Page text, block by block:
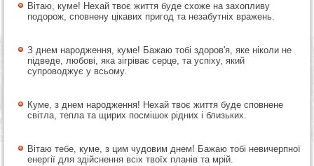
Вітаю, куме! Нехай твоє життя буде схоже на захопливу
подорож, сповнену цікавих пригод та незабутніх вражень.
З днем народження, куме! Бажаю тобі здоров'я, яке ніколи не
підведе, любові, яка зігріває серце, та успіху, який
супроводжує у всьому.
Куме, з днем народження! Нехай твоє життя буде сповнене
світла, тепла та щирих посмішок рідних і близьких.
Вітаю тебе, куме, з цим чудовим днем! Бажаю тобі невичерпної
енергії для здійснення всіх твоїх планів та мрій.